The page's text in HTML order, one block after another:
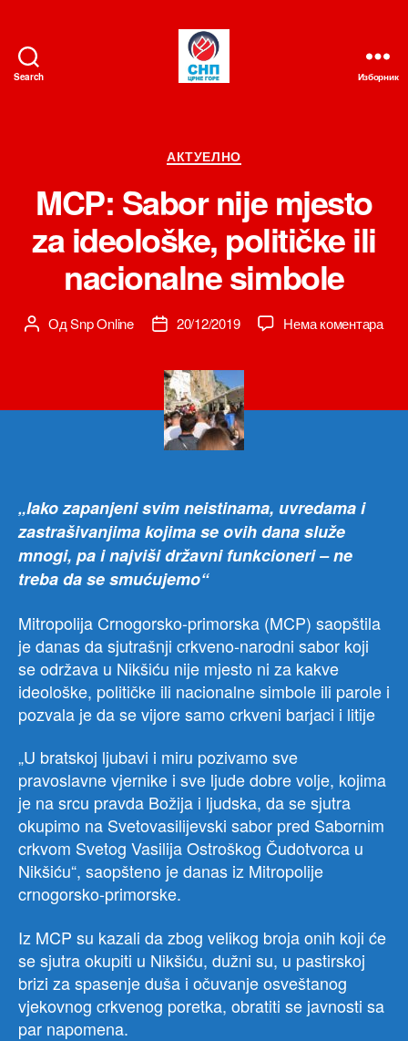
Search Изборник
Категорије
АКТУЕЛНО
MCP: Sabor nije mjesto
za ideološke, političke ili
nacionalne simbole
Аутор
ОдSnp Online
Датум20/12/2019 Нема коментарана
„Iako zapanjeni svim neistinama, uvredama i
zastrašivanjima kojima se ovih dana služe
mnogi, pa i najviši državni funkcioneri – ne
treba da se smućujemo“
Mitropolija Crnogorsko-primorska (MCP) saopštila
je danas da sjutrašnji crkveno-narodni sabor koji
se održava u Nikšiću nije mjesto ni za kakve
ideološke, političke ili nacionalne simbole ili parole i
pozvala je da se vijore samo crkveni barjaci i litije
„U bratskoj ljubavi i miru pozivamo sve
pravoslavne vjernike i sve ljude dobre volje, kojima
je na srcu pravda Božija i ljudska, da se sjutra
okupimo na Svetovasilijevski sabor pred Sabornim
crkvom Svetog Vasilija Ostroškog Čudotvorca u
Nikšiću“, saopšteno je danas iz Mitropolije
crnogorsko-primorske.
Iz MCP su kazali da zbog velikog broja onih koji će
se sjutra okupiti u Nikšiću, dužni su, u pastirskoj
brizi za spasenje duša i očuvanje osveštanog
vjekovnog crkvenog poretka, obratiti se javnosti sa
par napomena.